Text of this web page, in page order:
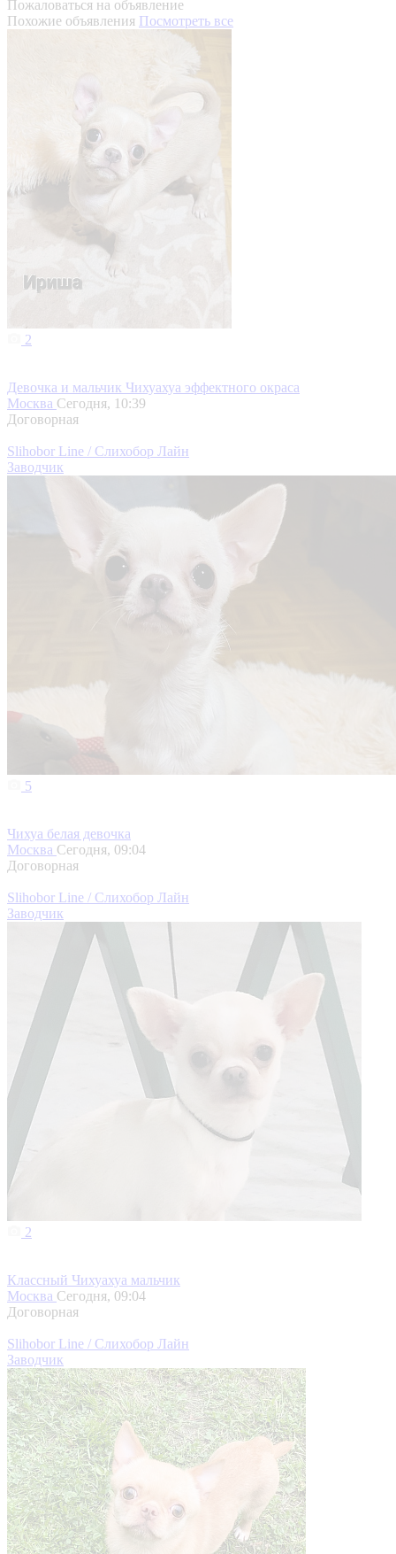
Пожаловаться на объявление
Похожие объявления Посмотреть все
2
Девочка и мальчик Чихуахуа эффектного окраса
Москва Сегодня, 10:39
Договорная
Slihobor Line / Слихобор Лайн
Заводчик
5
Чихуа белая девочка
Москва Сегодня, 09:04
Договорная
Slihobor Line / Слихобор Лайн
Заводчик
2
Классный Чихуахуа мальчик
Москва Сегодня, 09:04
Договорная
Slihobor Line / Слихобор Лайн
Заводчик